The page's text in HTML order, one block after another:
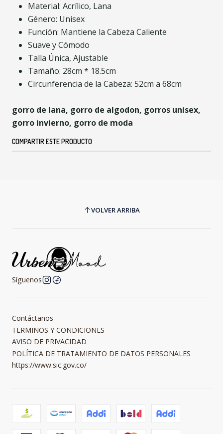
Material: Acrílico, Lana
Género: Unisex
Función: Mantiene la Cabeza Caliente
Suave y Cómodo
Talla Única, Ajustable
Tamaño: 28cm * 18.5cm
Circunferencia de la Cabeza: 52cm a 68cm
gorro de lana, gorro de algodon, gorros unisex,
gorro invierno, gorro de moda
COMPARTIR ESTE PRODUCTO
VOLVER ARRIBA
Síguenos
Contáctanos
TERMINOS Y CONDICIONES
AVISO DE PRIVACIDAD
POLÍTICA DE TRATAMIENTO DE DATOS PERSONALES
https://www.sic.gov.co/